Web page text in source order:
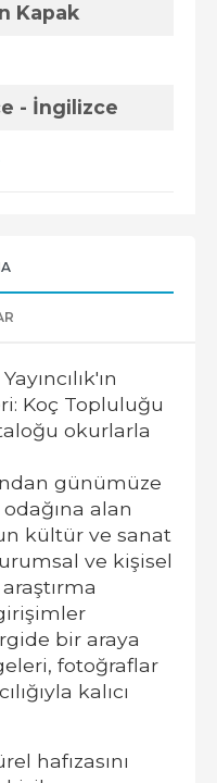
Kapak
- İngilizce
Koç Topluluğu
okurlarla
günümüze
alan
kültür ve sanat
ve kişisel
bir araya
fotoğraflar
kalıcı
hafızasını